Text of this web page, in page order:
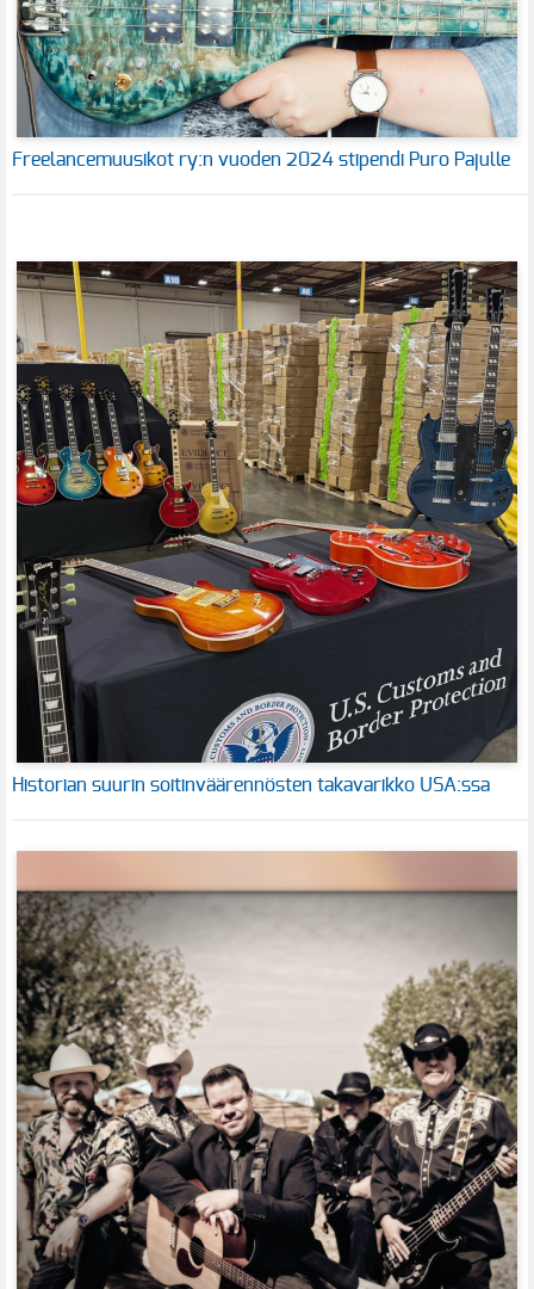
Freelancemuusikot ry:n vuoden 2024 stipendi Puro Pajulle
Historian suurin soitinväärennösten takavarikko USA:ssa